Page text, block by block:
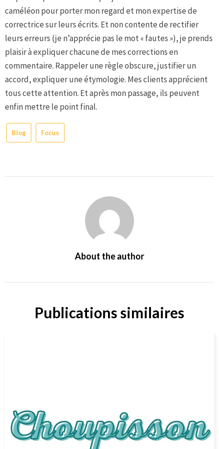
caméléon pour porter mon regard et mon expertise de
correctrice sur leurs écrits. Et non contente de rectifier
leurs erreurs (je n’apprécie pas le mot « fautes »), je prends
plaisir à expliquer chacune de mes corrections en
commentaire. Rappeler une règle obscure, justifier un
accord, expliquer une étymologie. Mes clients apprécient
tous cette attention. Et après mon passage, ils peuvent
enfin mettre le point final.
Blog Focus
About the author
Publications similaires